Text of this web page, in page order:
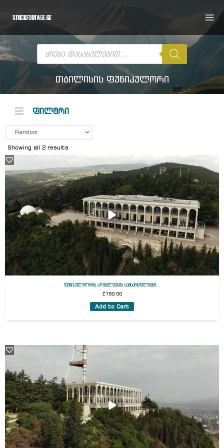
content
Products
search
თბილისის ფუნიკულორი
ფილტრი
Showing all 2 results
ფუნიკულიორის კომპლექსის სამსართულიანი...
₾150.00
Add to Cart